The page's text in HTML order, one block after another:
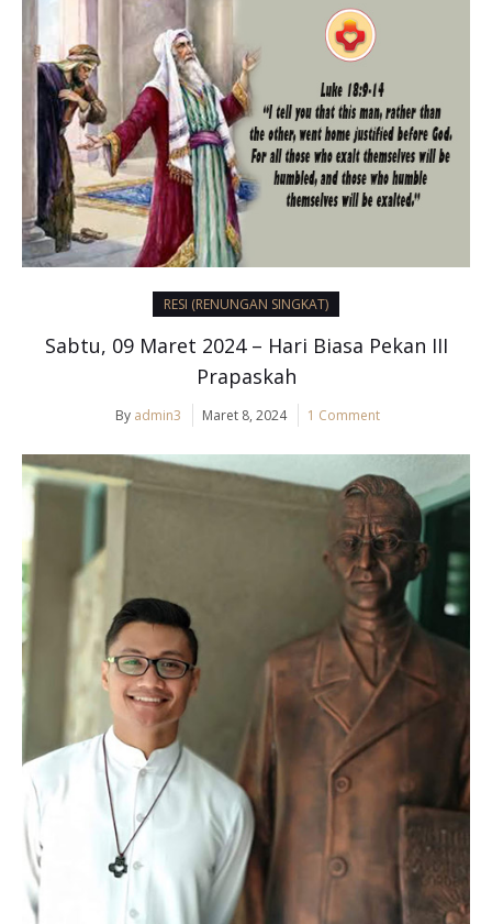
RESI (RENUNGAN SINGKAT)
Sabtu, 09 Maret 2024 – Hari Biasa Pekan III
Prapaskah
By admin3 Maret 8, 2024 1 Comment